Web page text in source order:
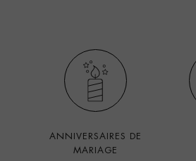
ANNIVERSAIRES DE
MARIAGE